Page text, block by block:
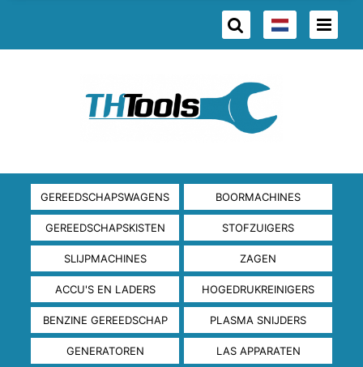
GEREEDSCHAPSWAGENS BOORMACHINES
GEREEDSCHAPSKISTEN STOFZUIGERS
SLIJPMACHINES ZAGEN
ACCU'S EN LADERS HOGEDRUKREINIGERS
BENZINE GEREEDSCHAP PLASMA SNIJDERS
GENERATOREN LAS APPARATEN